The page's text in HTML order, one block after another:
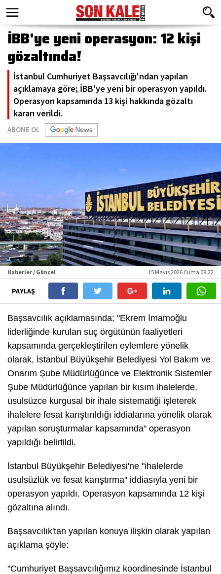
İBB'ye yeni operasyon: 12 kişi
gözaltında!
İstanbul Cumhuriyet Başsavcılığı'ndan yapılan
açıklamaya göre; İBB'ye yeni bir operasyon yapıldı.
Operasyon kapsamında 13 kişi hakkında gözaltı
kararı verildi.
ABONE OL
Haberler / Güncel 15 Mayıs 2026 Cuma 09:22
PAYLAŞ
Başsavcılık açıklamasında; "Ekrem İmamoğlu
liderliğinde kurulan suç örgütünün faaliyetleri
kapsamında gerçekleştirilen eylemlere yönelik
olarak, İstanbul Büyükşehir Belediyesi Yol Bakım ve
Onarım Şube Müdürlüğünce ve Elektronik Sistemler
Şube Müdürlüğünce yapılan bir kısım ihalelerde,
usulsüzce kurgusal bir ihale sistematiği işleterek
ihalelere fesat karıştırıldığı iddialarına yönelik olarak
yapılan soruşturmalar kapsamında" operasyon
yapıldığı belirtildi.
İstanbul Büyükşehir Belediyesi'ne "ihalelerde
usulsüzlük ve fesat karıştırma" iddiasıyla yeni bir
operasyon yapıldı. Operasyon kapsamında 12 kişi
gözaltına alındı.
Başsavcılık'tan yapılan konuya ilişkin olarak yapılan
açıklama şöyle:
"Cumhuriyet Başsavcılığımız koordinesinde İstanbul